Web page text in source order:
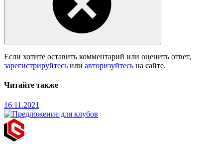
Если хотите оставить комментарий или оценить ответ,
зарегистрируйтесь или авторизуйтесь на сайте.
Читайте также
16.11.2021